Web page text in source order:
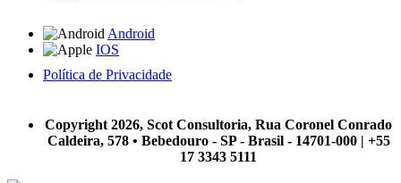
Android
IOS
Política de Privacidade
Copyright 2026, Scot Consultoria, Rua Coronel Conrado
Caldeira, 578 • Bebedouro - SP - Brasil - 14701-000 | +55
17 3343 5111